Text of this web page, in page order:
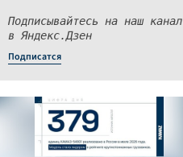
Подписывайтесь на наш канал
в Яндекс.Дзен
Подписатся